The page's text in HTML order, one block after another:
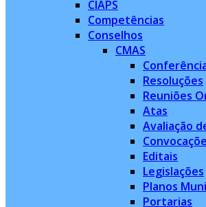
CIAPS
Competências
Conselhos
CMAS
Resoluções
Reuniões
Atas
Avaliação
Editais
Legislações
Planos
Portarias